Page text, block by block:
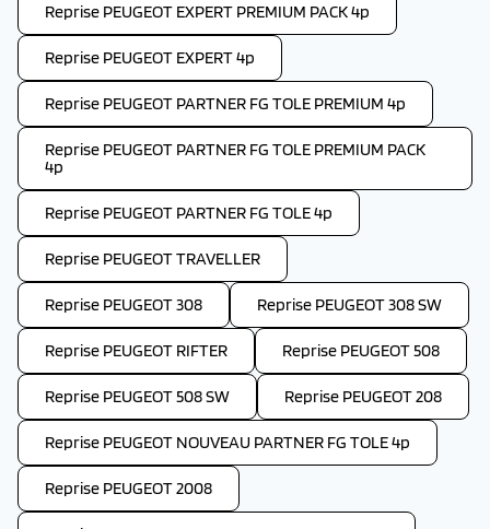
Reprise PEUGEOT EXPERT PREMIUM PACK 4p
Reprise PEUGEOT EXPERT 4p
Reprise PEUGEOT PARTNER FG TOLE PREMIUM 4p
Reprise PEUGEOT PARTNER FG TOLE PREMIUM PACK
4p
Reprise PEUGEOT PARTNER FG TOLE 4p
Reprise PEUGEOT TRAVELLER
Reprise PEUGEOT 308 Reprise PEUGEOT 308 SW
Reprise PEUGEOT RIFTER Reprise PEUGEOT 508
Reprise PEUGEOT 508 SW Reprise PEUGEOT 208
Reprise PEUGEOT NOUVEAU PARTNER FG TOLE 4p
Reprise PEUGEOT 2008